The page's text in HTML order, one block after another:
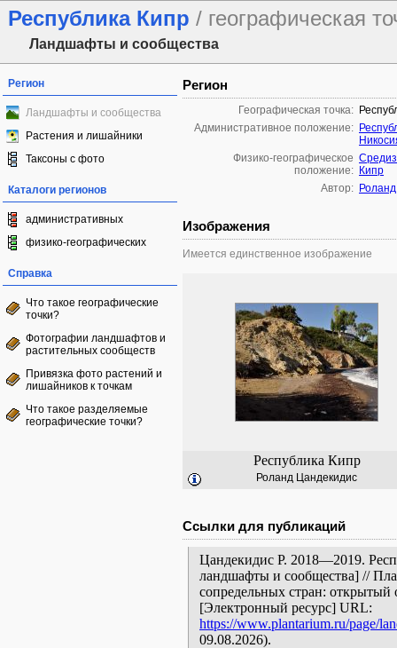
Республика Кипр / географическая
Ландшафты и сообщества
Регион
Ландшафты и сообщества
Растения и лишайники
Таксоны с фото
Каталоги регионов
административных
физико-географических
Справка
Что такое географические
точки?
Фотографии ландшафтов и
растительных сообществ
Привязка фото растений и
лишайников к точкам
Что такое разделяемые
географические точки?
Регион
Географическая точка:
Административное положение:
Физико-географическое
положение: Кипр
Автор:
Изображения
Имеется единственное изображение
Республика Кипр
Роланд Цандекидис
Ссылки для публикаций
Цандекидис Р. 2018—2019.
ландшафты и сообщества] //
сопредельных стран: открытый
[Электронный ресурс] URL:
https://www.plantarium.ru/page/
09.08.2026).